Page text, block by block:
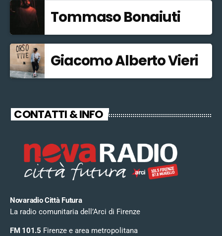
Tommaso Bonaiuti
Giacomo Alberto Vieri
CONTATTI & INFO
Novaradio Città Futura
La radio comunitaria dell’Arci di Firenze
FM 101.5 Firenze e area metropolitana